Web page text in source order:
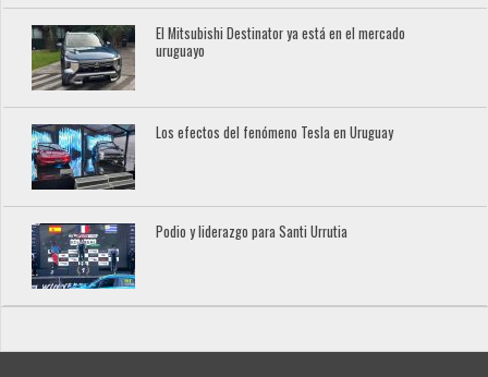
El Mitsubishi Destinator ya está en el mercado
uruguayo
Los efectos del fenómeno Tesla en Uruguay
Podio y liderazgo para Santi Urrutia